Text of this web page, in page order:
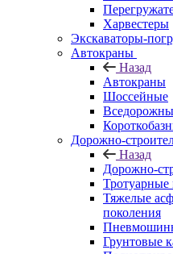
Харвестеры
Экскаваторы-
Автокраны
Назад
Автокраны
Шоссейные
Дорожно-
Назад
Дорожно-
Тяжелые
поколения
Грунтовые